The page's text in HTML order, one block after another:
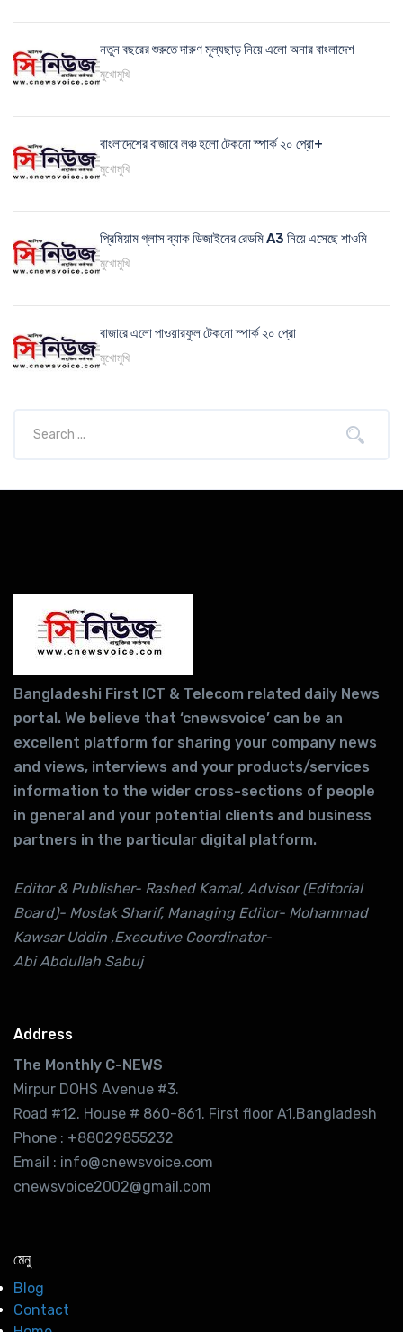
নতুন বছরের শুরুতে দারুণ মূল্যছাড় নিয়ে এলো অনার বাংলাদেশ
মুখোমুখি
বাংলাদেশের বাজারে লঞ্চ হলো টেকনো স্পার্ক ২০ প্রো+
মুখোমুখি
প্রিমিয়াম গ্লাস ব্যাক ডিজাইনের রেডমি A3 নিয়ে এসেছে শাওমি
মুখোমুখি
বাজারে এলো পাওয়ারফুল টেকনো স্পার্ক ২০ প্রো
মুখোমুখি
Bangladeshi First ICT & Telecom related daily News
portal. We believe that ‘cnewsvoice’ can be an
excellent platform for sharing your company news
and views, interviews and your products/services
information to the wider cross-sections of people
in general and your potential clients and business
partners in the particular digital platform.
Editor & Publisher- Rashed Kamal, Advisor (Editorial
Board)- Mostak Sharif, Managing Editor- Mohammad
Kawsar Uddin ,Executive Coordinator-
Abi Abdullah Sabuj
Address
The Monthly C-NEWS
Mirpur DOHS Avenue #3.
Road #12. House # 860-861. First floor A1,Bangladesh
Phone : +88029855232
Email : info@cnewsvoice.com
cnewsvoice2002@gmail.com
মেনু
Blog
Contact